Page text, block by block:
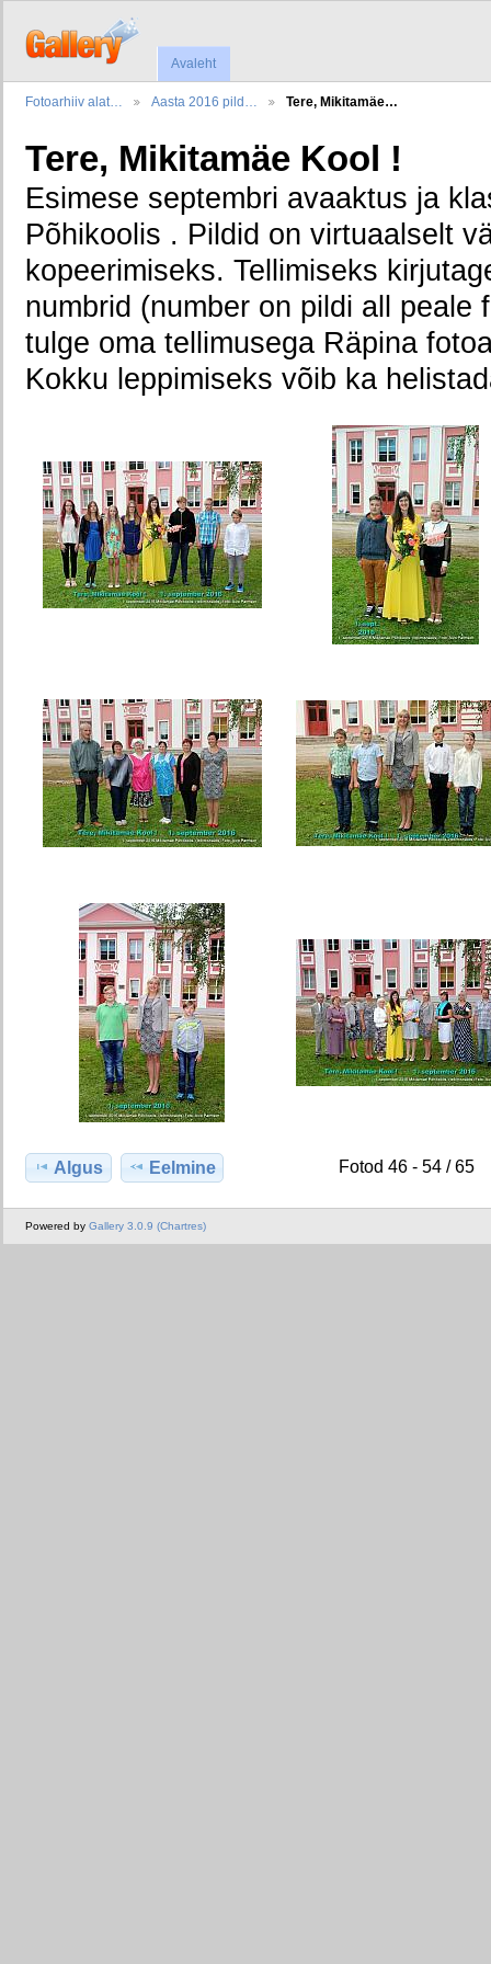
Avaleht
Fotoarhiiv alat… Aasta 2016 pild… Tere, Mikitamäe…
Tere, Mikitamäe Kool !
Esimese septembri avaaktus ja
Põhikoolis . Pildid on virtuaalselt
kopeerimiseks. Tellimiseks
numbrid (number on pildi all peale
tulge oma tellimusega Räpina
Kokku leppimiseks võib ka
Algus Eelmine Fotod 46 - 54 / 65
Powered by Gallery 3.0.9 (Chartres)